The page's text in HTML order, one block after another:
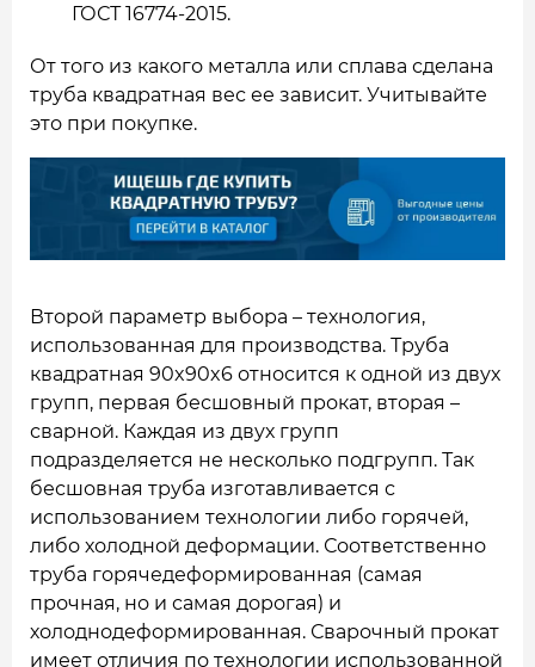
ГОСТ 16774-2015.
От того из какого металла или сплава сделана
труба квадратная вес ее зависит. Учитывайте
это при покупке.
Второй параметр выбора – технология,
использованная для производства. Труба
квадратная 90x90x6 относится к одной из двух
групп, первая бесшовный прокат, вторая –
сварной. Каждая из двух групп
подразделяется не несколько подгрупп. Так
бесшовная труба изготавливается с
использованием технологии либо горячей,
либо холодной деформации. Соответственно
труба горячедеформированная (самая
прочная, но и самая дорогая) и
холоднодеформированная. Сварочный прокат
имеет отличия по технологии использованной